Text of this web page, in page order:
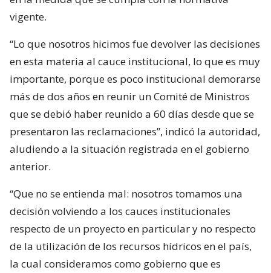
vigente.
“Lo que nosotros hicimos fue devolver las decisiones
en esta materia al cauce institucional, lo que es muy
importante, porque es poco institucional demorarse
más de dos años en reunir un Comité de Ministros
que se debió haber reunido a 60 días desde que se
presentaron las reclamaciones”, indicó la autoridad,
aludiendo a la situación registrada en el gobierno
anterior.
“Que no se entienda mal: nosotros tomamos una
decisión volviendo a los cauces institucionales
respecto de un proyecto en particular y no respecto
de la utilización de los recursos hídricos en el país,
la cual consideramos como gobierno que es